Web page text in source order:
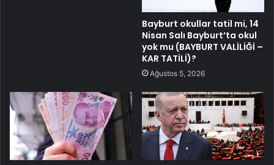
Bayburt okullar tatil mi, 14
Nisan Salı Bayburt’ta okul
yok mu (BAYBURT VALİLİĞİ –
KAR TATİLİ)?
Ağustos 5, 2026